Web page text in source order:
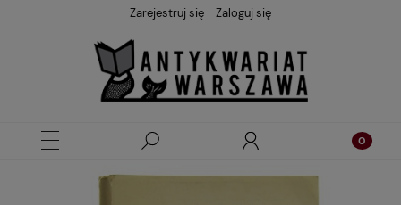
Zarejestruj się Zaloguj się